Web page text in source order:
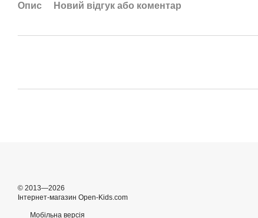
Опис Новий відгук або коментар
© 2013—2026
Інтернет-магазин Open-Kids.com
Мобільна версія